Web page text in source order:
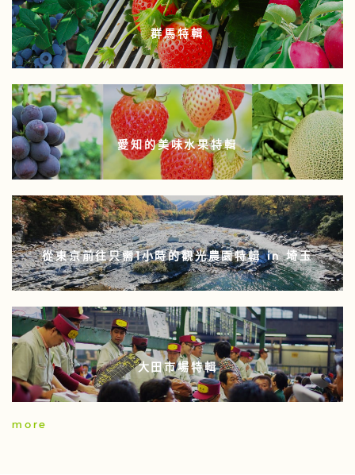
群馬特輯
愛知的美味水果特輯
從東京前往只需1小時的觀光農園特輯 in 埼玉
大田市場特輯
more